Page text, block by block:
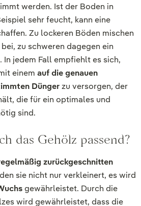
werden. Ist der Boden in
sehr feucht, kann eine
Zu lockeren Böden mischen
zu schweren dagegen ein
In jedem Fall empfiehlt es sich,
einem auf die genauen
Düngerzu versorgen, der
die für ein optimales und
sind.
das Gehölz passend?
zurückgeschnitten
sie nicht nur verkleinert, es wird
gewährleistet. Durch die
wird gewährleistet, dass die